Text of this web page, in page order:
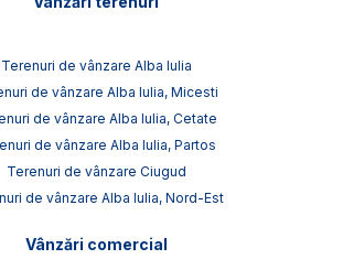
Terenuri de vânzare Alba Iulia
de vânzare Alba Iulia, Micesti
de vânzare Alba Iulia, Cetate
de vânzare Alba Iulia, Partos
Terenuri de vânzare Ciugud
de vânzare Alba Iulia, Nord-Est
Vânzări comercial